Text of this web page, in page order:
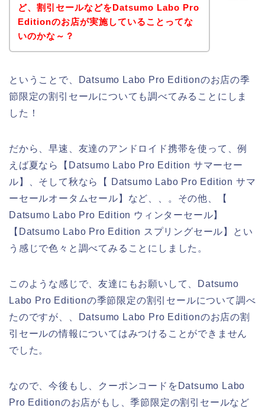
ど、割引セールなどをDatsumo Labo Pro
Editionのお店が実施していることってな
いのかな～？
ということで、Datsumo Labo Pro Editionのお店の季
節限定の割引セールについても調べてみることにしま
した！
だから、早速、友達のアンドロイド携帯を使って、例
えば夏なら【Datsumo Labo Pro Edition サマーセー
ル】、そして秋なら【 Datsumo Labo Pro Edition サマ
ーセールオータムセール】など、、。その他、【
Datsumo Labo Pro Edition ウィンターセール】
【Datsumo Labo Pro Edition スプリングセール】とい
う感じで色々と調べてみることにしました。
このような感じで、友達にもお願いして、Datsumo
Labo Pro Editionの季節限定の割引セールについて調べ
たのですが、、Datsumo Labo Pro Editionのお店の割
引セールの情報についてはみつけることができません
でした。
なので、今後もし、クーポンコードをDatsumo Labo
Pro Editionのお店がもし、季節限定の割引セールなど